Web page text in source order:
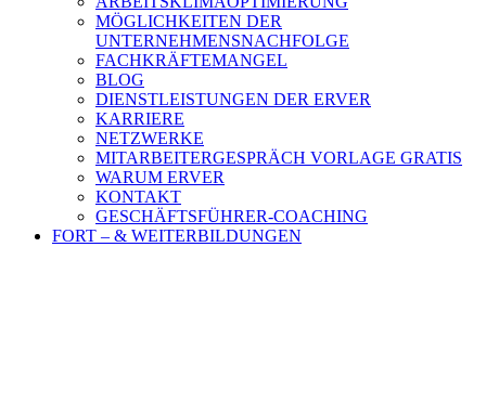
MÖGLICHKEITEN DER
UNTERNEHMENSNACHFOLGE
FACHKRÄFTEMANGEL
BLOG
DIENSTLEISTUNGEN DER ERVER
KARRIERE
NETZWERKE
MITARBEITERGESPRÄCH VORLAGE GRATIS
WARUM ERVER
KONTAKT
GESCHÄFTSFÜHRER-COACHING
FORT – & WEITERBILDUNGEN